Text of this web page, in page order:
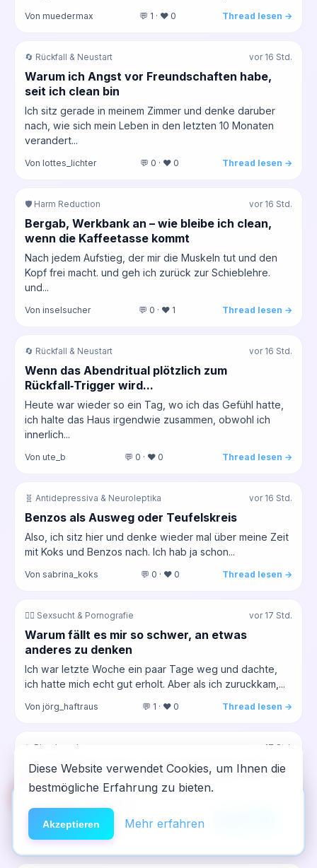
Von muedermax 💬 1 · ❤️ 0 Thread lesen →
🔄 Rückfall & Neustart vor 16 Std.
Warum ich Angst vor Freundschaften habe,
seit ich clean bin
Ich sitz gerade in meinem Zimmer und denke daruber
nach, wie sich mein Leben in den letzten 10 Monaten
verandert...
Von lottes_lichter 💬 0 · ❤️ 0 Thread lesen →
🛡️ Harm Reduction vor 16 Std.
Bergab, Werkbank an – wie bleibe ich clean,
wenn die Kaffeetasse kommt
Nach jedem Aufstieg, der mir die Muskeln tut und den
Kopf frei macht. und geh ich zurück zur Schieblehre.
und...
Von inselsucher 💬 0 · ❤️ 1 Thread lesen →
🔄 Rückfall & Neustart vor 16 Std.
Wenn das Abendritual plötzlich zum
Rückfall‑Trigger wird...
Heute war wieder so ein Tag, wo ich das Gefühl hatte,
ich halte das Haus irgendwie zusammen, obwohl ich
innerlich...
Von ute_b 💬 0 · ❤️ 0 Thread lesen →
🧬 Antidepressiva & Neuroleptika vor 16 Std.
Benzos als Ausweg oder Teufelskreis
Also, ich sitz hier und denke wieder mal über meine Zeit
mit Koks und Benzos nach. Ich hab ja schon...
Von sabrina_koks 💬 0 · ❤️ 0 Thread lesen →
❤️‍🔥 Sexsucht & Pornografie vor 17 Std.
Warum fällt es mir so schwer, an etwas
anderes zu denken
Ich war letzte Woche ein paar Tage weg und dachte,
ich hatte mich echt gut erholt. Aber als ich zuruckkam,...
Von jörg_haftraus 💬 1 · ❤️ 0 Thread lesen →
☕ Plauderecke vor 17 Std.
Kann jemand sagen, wie ich die Angst nach
dem Krankenhaus überwind
der Wind bläst durch das Fenster. Nach den 5...
Von fatima_pregabalin
🆘Hilfe
NeelixberliN auf dem Homescreen —
wie eine echte App.
Diese Website verwendet Cookies, um Ihnen die
bestmögliche Erfahrung zu bieten.
Akzeptieren Mehr erfahren